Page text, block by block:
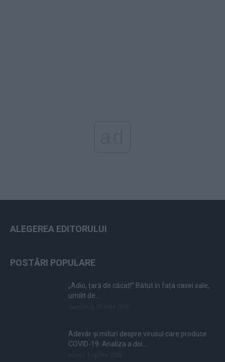
ALEGEREA EDITORULUI
POSTĂRI POPULARE
„Adio, țară de căcat!” Bătut în fața casei sale,
umilit de...
Adevăr și mituri despre virusul care produce
COVID-19. Analiza a doi...